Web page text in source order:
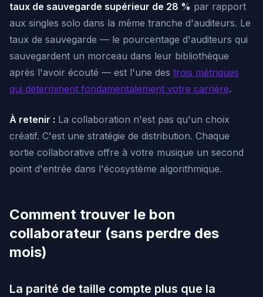
taux de sauvegarde supérieur de 28 % par rapport
aux singles solo dans la même tranche d'auditeurs. Le
taux de sauvegarde — le pourcentage d'auditeurs qui
sauvegardent un morceau dans leur bibliothèque
après l'avoir écouté — est l'une des trois métriques
qui déterminent fondamentalement votre carrière.
À retenir : La collaboration n'est pas qu'un choix
créatif. C'est une stratégie de distribution. Chaque
sortie collaborative offre à votre musique un second
point d'entrée dans l'écosystème algorithmique.
Comment trouver le bon
collaborateur (sans perdre des
mois)
La parité de taille compte plus que la